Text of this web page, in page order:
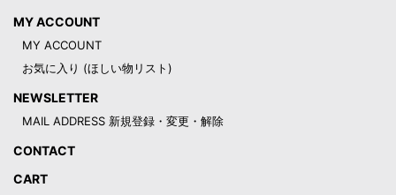
MY ACCOUNT
MY ACCOUNT
お気に入り (ほしい物リスト)
NEWSLETTER
MAIL ADDRESS 新規登録・変更・解除
CONTACT
CART